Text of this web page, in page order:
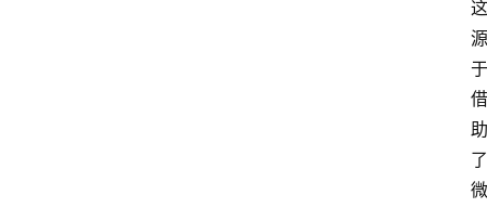
这
源
于
借
助
了
微